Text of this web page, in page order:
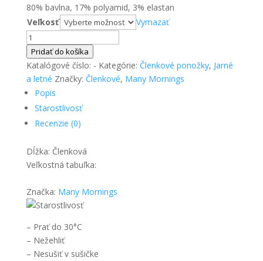
80% bavlna, 17% polyamid, 3% elastan
Veľkosť
Vymazať
množstvo
Členkové
ponožky
Vydra
-
Many
Pridať do košíka
Katalógové číslo: - Kategórie: Členkové ponožky, Jarné
a letné Značky: Členkové, Many Mornings
Popis
Starostlivosť
Recenzie (0)
Dĺžka: Členková
Veľkostná tabuľka:
Značka: Many Mornings
– Prať do 30°C
– Nežehliť
– Nesušiť v sušičke